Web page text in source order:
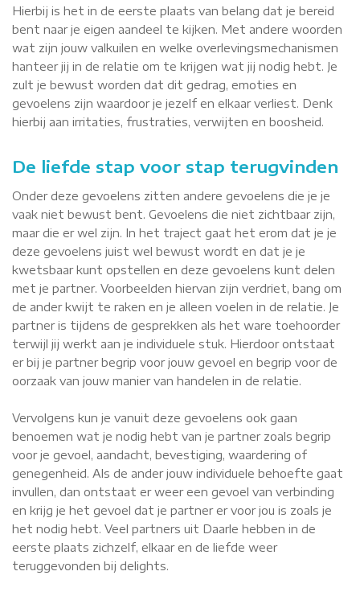
Hierbij is het in de eerste plaats van belang dat je bereid
bent naar je eigen aandeel te kijken. Met andere woorden
wat zijn jouw valkuilen en welke overlevingsmechanismen
hanteer jij in de relatie om te krijgen wat jij nodig hebt. Je
zult je bewust worden dat dit gedrag, emoties en
gevoelens zijn waardoor je jezelf en elkaar verliest. Denk
hierbij aan irritaties, frustraties, verwijten en boosheid.
De liefde stap voor stap terugvinden
Onder deze gevoelens zitten andere gevoelens die je je
vaak niet bewust bent. Gevoelens die niet zichtbaar zijn,
maar die er wel zijn. In het traject gaat het erom dat je je
deze gevoelens juist wel bewust wordt en dat je je
kwetsbaar kunt opstellen en deze gevoelens kunt delen
met je partner. Voorbeelden hiervan zijn verdriet, bang om
de ander kwijt te raken en je alleen voelen in de relatie. Je
partner is tijdens de gesprekken als het ware toehoorder
terwijl jij werkt aan je individuele stuk. Hierdoor ontstaat
er bij je partner begrip voor jouw gevoel en begrip voor de
oorzaak van jouw manier van handelen in de relatie.
Vervolgens kun je vanuit deze gevoelens ook gaan
benoemen wat je nodig hebt van je partner zoals begrip
voor je gevoel, aandacht, bevestiging, waardering of
genegenheid. Als de ander jouw individuele behoefte gaat
invullen, dan ontstaat er weer een gevoel van verbinding
en krijg je het gevoel dat je partner er voor jou is zoals je
het nodig hebt. Veel partners uit Daarle hebben in de
eerste plaats zichzelf, elkaar en de liefde weer
teruggevonden bij delights.